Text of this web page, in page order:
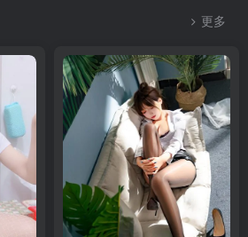
本-黑色透明[134P-704.5M]
本-粉色高叉[130P-586.6M]
11-情人节[53P-288M]
-甘雨OL魔 [79P-589MB]
更多